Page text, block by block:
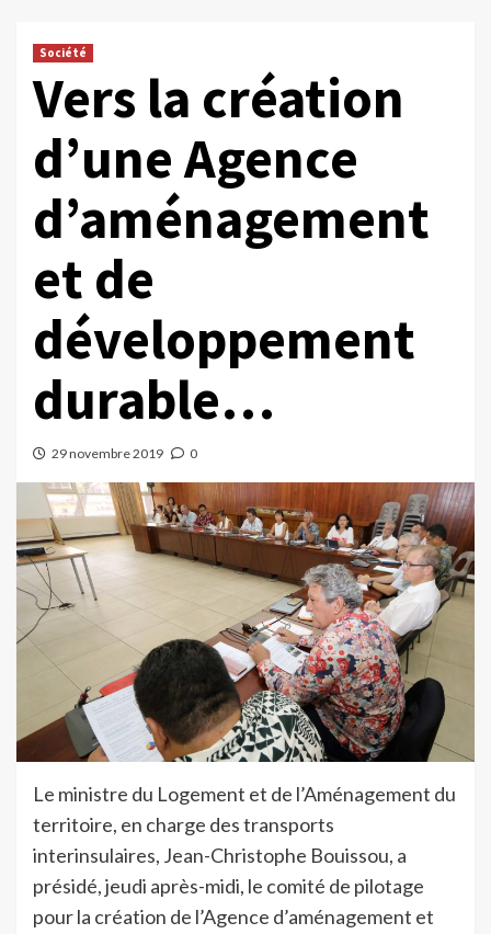
Société
Vers la création
d’une Agence
d’aménagement
et de
développement
durable…
29 novembre 2019 0
Le ministre du Logement et de l’Aménagement du
territoire, en charge des transports
interinsulaires, Jean-Christophe Bouissou, a
présidé, jeudi après-midi, le comité de pilotage
pour la création de l’Agence d’aménagement et